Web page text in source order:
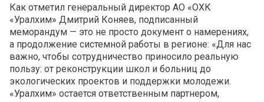
Как отметил генеральный директор АО «ОХК
«Уралхим» Дмитрий Коняев, подписанный
меморандум — это не просто документ о намерениях,
а продолжение системной работы в регионе: «Для нас
важно, чтобы сотрудничество приносило реальную
пользу: от реконструкции школ и больниц до
экологических проектов и поддержки молодежи.
«Уралхим» остается ответственным партнером,